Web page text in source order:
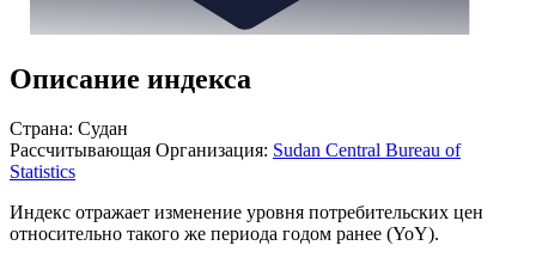
Описание индекса
Страна: Судан
Рассчитывающая Организация: Sudan Central Bureau of
Statistics
Индекс отражает изменение уровня потребительских цен
относительно такого же периода годом ранее (YoY).